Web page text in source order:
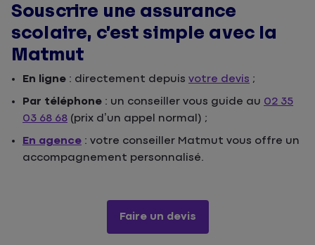
Souscrire une assurance
scolaire, c’est simple avec la
Matmut
En ligne : directement depuis votre devis ;
Par téléphone : un conseiller vous guide au 02 35
03 68 68 (prix d’un appel normal) ;
En agence : votre conseiller Matmut vous offre un
accompagnement personnalisé.
Faire un devis